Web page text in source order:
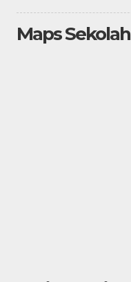
Maps Sekolah